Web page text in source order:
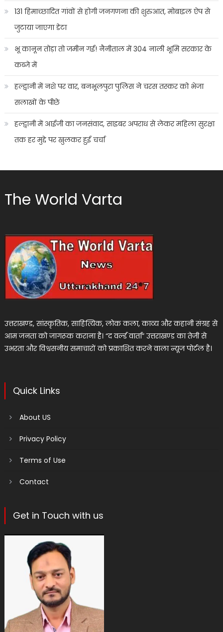
131 हिमाच्छादित गांवों से होगी जनगणना की शुरुआत, मोबाइल ऐप से
जुटाया जाएगा डेटा
भू कानून तोड़ा तो जमीन गई! नैनीताल में 304 नाली भूमि सरकार के
कब्जे में
हल्द्वानी में नशे पर वार, बनभूलपुरा पुलिस ने चरस तस्कर को भेजा
सलाखों के पीछे
हल्द्वानी में आईजी का जनसंवाद, साइबर अपराध से लेकर महिला सुरक्षा
तक हर मुद्दे पर खुलकर हुई चर्चा
The World Varta
उत्तराखण्ड, सांस्कृतिक, साहित्यिक, लोक कला, काव्य और कहानी संग्रह से
आम जनता को जागरूक कराना है। “द वर्ल्ड वार्ता” उत्तराखण्ड का तेजी से
उभरता और विश्वसनीय समाचारों को प्रकाशित करने वाला न्यूज पोर्टल है।
Quick Links
About US
Privacy Policy
Terms of Use
Contact
Get in Touch with us